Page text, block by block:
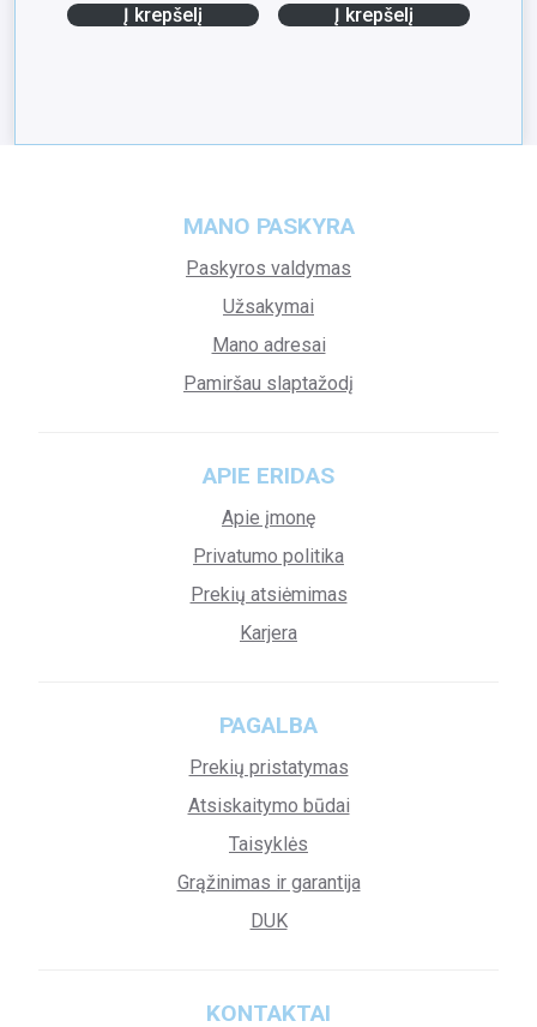
Į krepšelį
Į krepšelį
MANO PASKYRA
Paskyros valdymas
Užsakymai
Mano adresai
Pamiršau slaptažodį
APIE ERIDAS
Apie įmonę
Privatumo politika
Prekių atsiėmimas
Karjera
PAGALBA
Prekių pristatymas
Atsiskaitymo būdai
Taisyklės
Grąžinimas ir garantija
DUK
KONTAKTAI